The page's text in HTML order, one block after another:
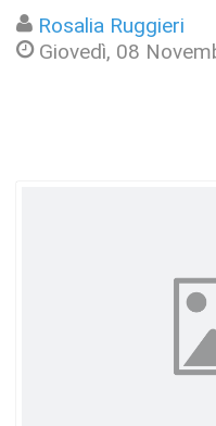
Rosalia Ruggieri
Giovedì, 08